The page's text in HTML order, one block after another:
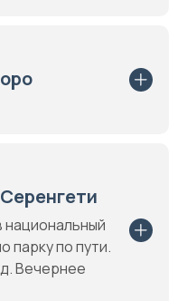
национальный
парку по пути.
Вечернее